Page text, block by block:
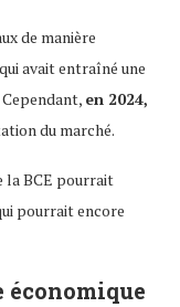
de manière
avait entraîné une
en 2024,
du marché.
la BCE pourrait
pourrait encore